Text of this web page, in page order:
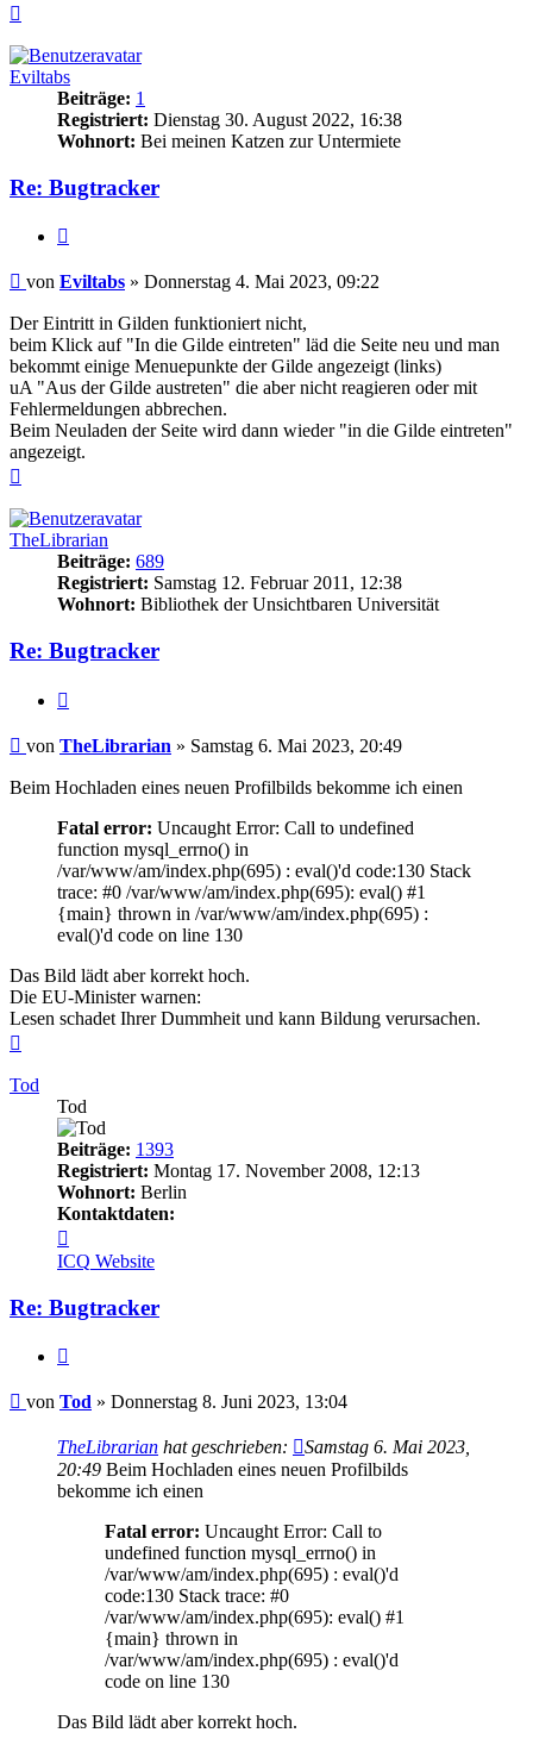
Eviltabs
Beiträge: 1
Registriert: Dienstag 30. August 2022, 16:38
Wohnort: Bei meinen Katzen zur Untermiete
Re: Bugtracker
Beitrag
von Eviltabs » Donnerstag 4. Mai 2023, 09:22
Der Eintritt in Gilden funktioniert nicht,
beim Klick auf "In die Gilde eintreten" läd die Seite neu und man
bekommt einige Menuepunkte der Gilde angezeigt (links)
uA "Aus der Gilde austreten" die aber nicht reagieren oder mit
Fehlermeldungen abbrechen.
Beim Neuladen der Seite wird dann wieder "in die Gilde eintreten"
angezeigt.
TheLibrarian
Beiträge: 689
Registriert: Samstag 12. Februar 2011, 12:38
Wohnort: Bibliothek der Unsichtbaren Universität
Re: Bugtracker
Beitrag
von TheLibrarian » Samstag 6. Mai 2023, 20:49
Beim Hochladen eines neuen Profilbilds bekomme ich einen
Fatal error: Uncaught Error: Call to undefined
function mysql_errno() in
/var/www/am/index.php(695) : eval()'d code:130 Stack
trace: #0 /var/www/am/index.php(695): eval() #1
{main} thrown in /var/www/am/index.php(695) :
eval()'d code on line 130
Das Bild lädt aber korrekt hoch.
Die EU-Minister warnen:
Lesen schadet Ihrer Dummheit und kann Bildung verursachen.
Tod
Tod
Beiträge: 1393
Registriert: Montag 17. November 2008, 12:13
Wohnort: Berlin
Kontaktdaten:
von
Tod
ICQ Website
Re: Bugtracker
Beitrag
von Tod » Donnerstag 8. Juni 2023, 13:04
TheLibrarian hat geschrieben:
Samstag 6. Mai 2023,
20:49 Beim Hochladen eines neuen Profilbilds
bekomme ich einen
Fatal error: Uncaught Error: Call to
undefined function mysql_errno() in
/var/www/am/index.php(695) : eval()'d
code:130 Stack trace: #0
/var/www/am/index.php(695): eval() #1
{main} thrown in
/var/www/am/index.php(695) : eval()'d
code on line 130
Das Bild lädt aber korrekt hoch.